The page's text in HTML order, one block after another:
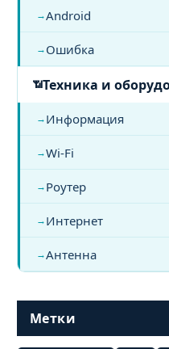
Android
Ошибка
Техника и
Информация
Wi-Fi
Роутер
Интернет
Антенна
Метки